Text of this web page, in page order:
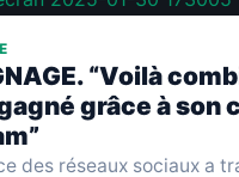
“Voilà
grâce à son
des réseaux sociaux a